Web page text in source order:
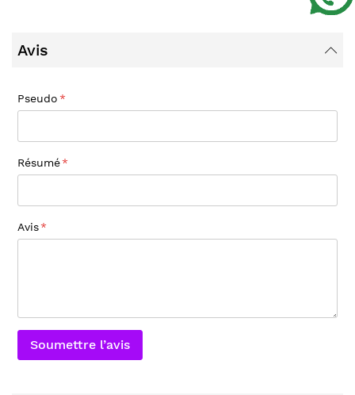
Avis
Pseudo
Résumé
Avis
Soumettre l’avis